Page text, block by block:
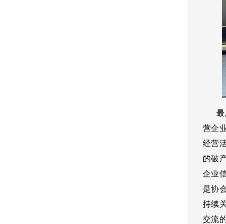
最后
营企
经营
的破
企业
是协
持续
交流